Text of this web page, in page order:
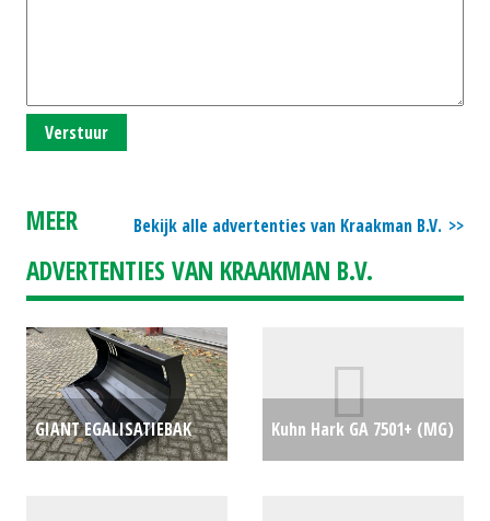
Verstuur
Bekijk alle advertenties van Kraakman B.V.
MEER
ADVERTENTIES VAN KRAAKMAN B.V.
GIANT EGALISATIEBAK
Kuhn Hark GA 7501+ (MG)